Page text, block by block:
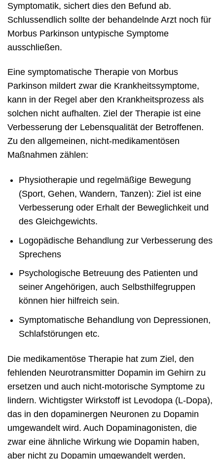
Symptomatik, sichert dies den Befund ab.
Schlussendlich sollte der behandelnde Arzt noch für
Morbus Parkinson untypische Symptome
ausschließen.
Eine symptomatische Therapie von Morbus
Parkinson mildert zwar die Krankheitssymptome,
kann in der Regel aber den Krankheitsprozess als
solchen nicht aufhalten. Ziel der Therapie ist eine
Verbesserung der Lebensqualität der Betroffenen.
Zu den allgemeinen, nicht-medikamentösen
Maßnahmen zählen:
Physiotherapie und regelmäßige Bewegung
(Sport, Gehen, Wandern, Tanzen): Ziel ist eine
Verbesserung oder Erhalt der Beweglichkeit und
des Gleichgewichts.
Logopädische Behandlung zur Verbesserung des
Sprechens
Psychologische Betreuung des Patienten und
seiner Angehörigen, auch Selbsthilfegruppen
können hier hilfreich sein.
Symptomatische Behandlung von Depressionen,
Schlafstörungen etc.
Die medikamentöse Therapie hat zum Ziel, den
fehlenden Neurotransmitter Dopamin im Gehirn zu
ersetzen und auch nicht-motorische Symptome zu
lindern. Wichtigster Wirkstoff ist Levodopa (L-Dopa),
das in den dopaminergen Neuronen zu Dopamin
umgewandelt wird. Auch Dopaminagonisten, die
zwar eine ähnliche Wirkung wie Dopamin haben,
aber nicht zu Dopamin umgewandelt werden,